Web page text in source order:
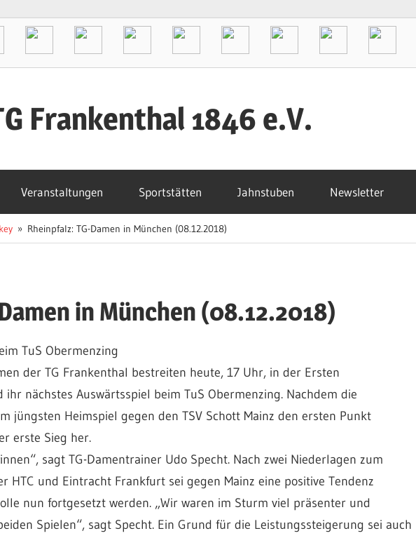
Frankenthal 1846 e.V.
Veranstaltungen Sportstätten Jahnstuben Newsletter
Rheinpfalz: TG-Damen in München (08.12.2018)
in München (08.12.2018)
TuS Obermenzing
der TG Frankenthal bestreiten heute, 17 Uhr, in der Ersten
ihr nächstes Auswärtsspiel beim TuS Obermenzing. Nachdem die
jüngsten Heimspiel gegen den TSV Schott Mainz den ersten Punkt
erste Sieg her.
sagt TG-Damentrainer Udo Specht. Nach zwei Niederlagen zum
HTC und Eintracht Frankfurt sei gegen Mainz eine positive Tendenz
nun fortgesetzt werden. „Wir waren im Sturm viel präsenter und
Spielen“, sagt Specht. Ein Grund für die Leistungssteigerung sei auch